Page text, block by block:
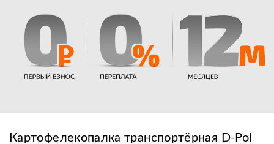
Картофелекопалка транспортёрная D-Pol